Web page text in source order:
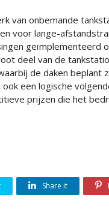
van onbemande
voor lange-
geïmplementeerd
deel van de
de daken beplant
een logische
prijzen die het
Share it